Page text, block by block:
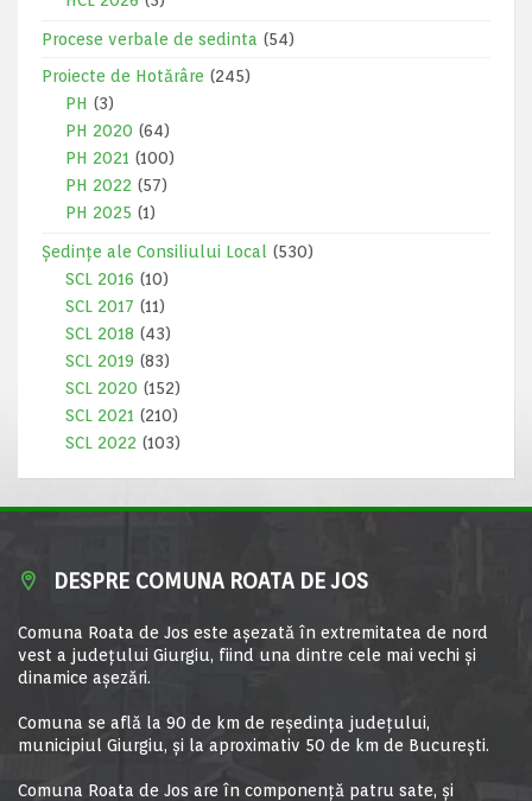
Procese verbale de sedinta (54)
Proiecte de Hotărâre (245)
PH (3)
PH 2020 (64)
PH 2021 (100)
PH 2022 (57)
PH 2025 (1)
Ședințe ale Consiliului Local
(530)
SCL 2016 (10)
SCL 2017 (11)
SCL 2018 (43)
SCL 2019 (83)
SCL 2020 (152)
SCL 2021 (210)
SCL 2022 (103)
DESPRE COMUNA ROATA DE JOS
Comuna Roata de Jos este aşezată în extremitatea de nord
vest a judeţului Giurgiu, fiind una dintre cele mai vechi şi
dinamice aşezări.
Comuna se află la 90 de km de reşedinţa judeţului,
municipiul Giurgiu, şi la aproximativ 50 de km de Bucureşti.
Comuna Roata de Jos are în componență patru sate, și